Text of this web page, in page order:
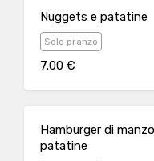
Nuggets e patatine
Solo pranzo
7.00 €
Hamburger di
patatine